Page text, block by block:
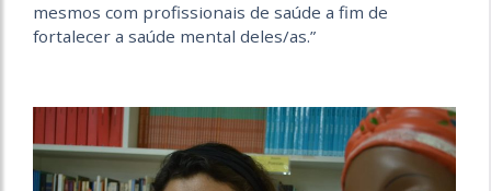
mesmos com profissionais de saúde a fim de
fortalecer a saúde mental deles/as.”